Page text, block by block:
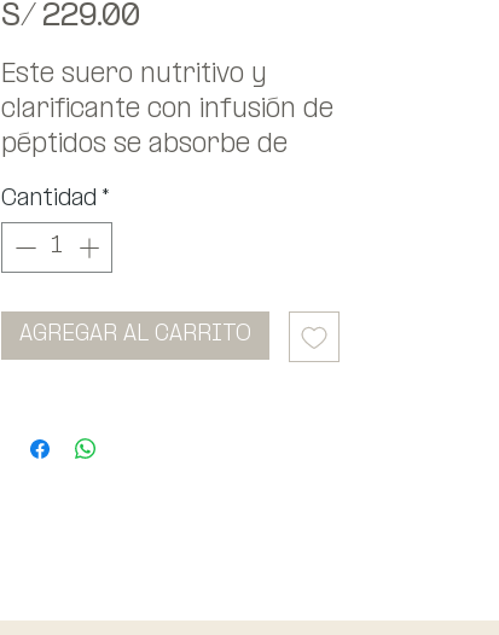
S/ 229.00
Este suero nutritivo y
clarificante con infusión de
péptidos se absorbe de
una tez de apariencia
luminosa.
perfeccionada, como el
cristal, cuando más la
Cantidad *
AGREGAR AL CARRITO